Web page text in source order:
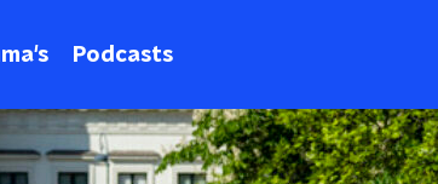
Podcasts